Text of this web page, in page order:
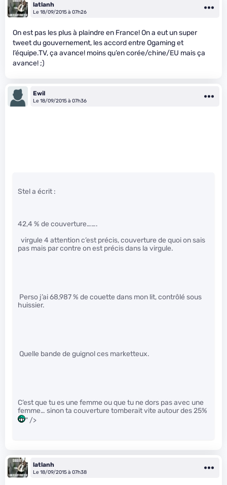
latlanh
Le 18/09/2015 à 07h26
On est pas les plus à plaindre en France! On a eut un super
tweet du gouvernement, les accord entre Ogaming et
l’équipe.TV, ça avance! moins qu’en corée/chine/EU mais ça
avance! ;)
Ewil
Le 18/09/2015 à 07h36
Stel a écrit :
42,4 % de couverture…….
virgule 4 attention c’est précis, couverture de quoi on sais
pas mais par contre on est précis dans la virgule.
Perso j’ai 68,987 % de couette dans mon lit, contrôlé sous
huissier.
Quelle bande de guignol ces marketteux.
C’est que tu es une femme ou que tu ne dors pas avec une
femme… sinon ta couverture tomberait vite autour des 25%
" />
latlanh
Le 18/09/2015 à 07h38